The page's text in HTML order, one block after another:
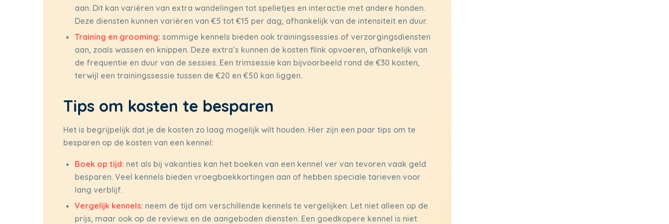
aan. Dit kan variëren van extra wandelingen tot spelletjes en interactie met andere honden.
Deze diensten kunnen variëren van €5 tot €15 per dag, afhankelijk van de intensiteit en duur.
Training en grooming: sommige kennels bieden ook trainingssessies of verzorgingsdiensten
aan, zoals wassen en knippen. Deze extra’s kunnen de kosten flink opvoeren, afhankelijk van
de frequentie en duur van de sessies. Een trimsessie kan bijvoorbeeld rond de €30 kosten,
terwijl een trainingssessie tussen de €20 en €50 kan liggen.
Tips om kosten te besparen
Het is begrijpelijk dat je de kosten zo laag mogelijk wilt houden. Hier zijn een paar tips om te
besparen op de kosten van een kennel:
Boek op tijd: net als bij vakanties kan het boeken van een kennel ver van tevoren vaak geld
besparen. Veel kennels bieden vroegboekkortingen aan of hebben speciale tarieven voor
lang verblijf.
Vergelijk kennels: neem de tijd om verschillende kennels te vergelijken. Let niet alleen op de
prijs, maar ook op de reviews en de aangeboden diensten. Een goedkopere kennel is niet